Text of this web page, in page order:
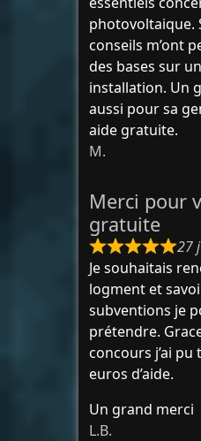
photovoltaique.
conseils m’ont
des bases sur
installation. Un
aussi pour sa
aide gratuite.
M.
Merci pour
gratuite
27
Je souhaitais
logment et
subventions je
prétendre.
concours j’ai pu
euros d’aide.
Un grand merci
L.B.